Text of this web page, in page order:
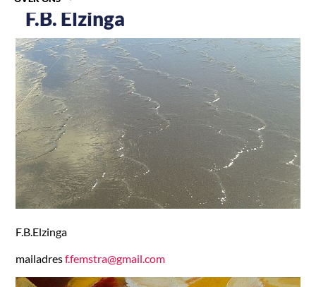
F.B. Elzinga
F.B.Elzinga
mailadresf.femstra@gmail.com